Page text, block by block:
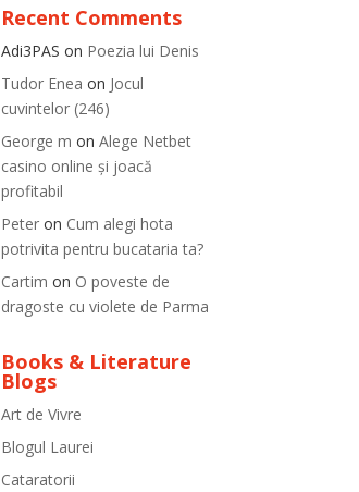
Recent Comments
Adi3PAS on Poezia lui Denis
Tudor Enea on Jocul
cuvintelor (246)
George m onAlege Netbet
casino online și joacă
profitabil
Peter on Cum alegi hota
potrivita pentru bucataria ta?
Cartim on O poveste de
dragoste cu violete de Parma
Books & Literature
Blogs
Art de Vivre
Blogul Laurei
Cataratorii